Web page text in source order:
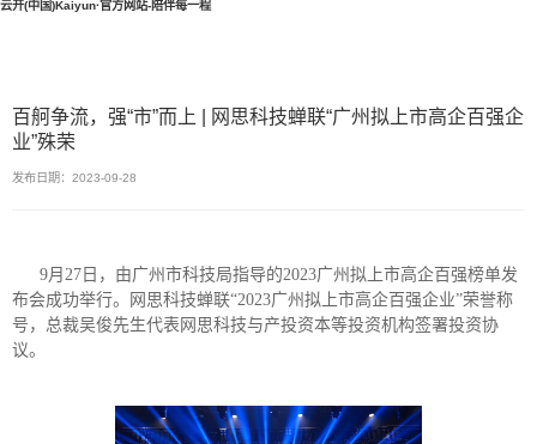
云开(中国)Kaiyun·官方网站-陪伴每一程
百舸争流，强“市”而上 | 网思科技蝉联“广州拟上市高企百强企
业”殊荣
发布日期：2023-09-28
9月27日，由广州市科技局指导的2023广州拟上市高企百强榜单发
布会成功举行。网思科技蝉联“2023广州拟上市高企百强企业”荣誉称
号，总裁吴俊先生代表网思科技与产投资本等投资机构签署投资协
议。